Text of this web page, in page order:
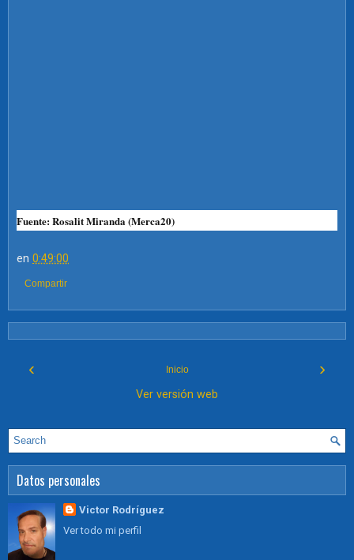
Fuente: Rosalit Miranda (Merca20)
en 0:49:00
Compartir
‹ ›
Inicio
Ver versión web
Datos personales
Victor Rodríguez
Ver todo mi perfil